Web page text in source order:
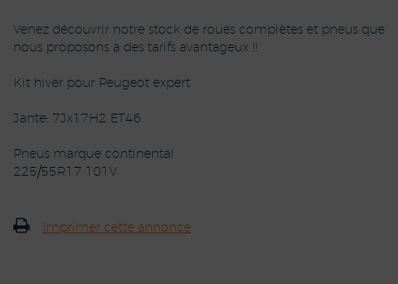
Venez découvrir notre stock de roues complètes et pneus que
nous proposons à des tarifs avantageux !!
Kit hiver pour Peugeot expert
Jante: 7Jx17H2 ET46
Pneus marque continental
225/55R17 101V
Imprimer cette annonce